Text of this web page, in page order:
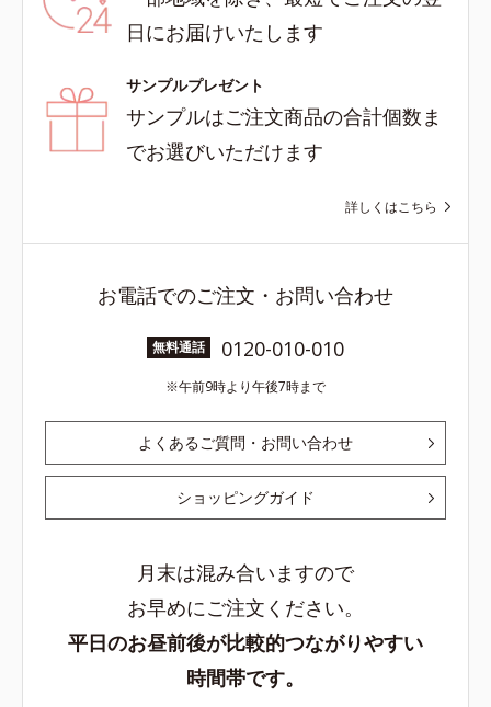
日にお届けいたします
サンプルプレゼント
サンプルはご注文商品の合計個数ま
でお選びいただけます
詳しくはこちら
お電話でのご注文・お問い合わせ
無料通話 0120-010-010
午前9時より午後7時まで
よくあるご質問・お問い合わせ
ショッピングガイド
月末は混み合いますので
お早めにご注文ください。
平日のお昼前後が比較的つながりやすい
時間帯です。